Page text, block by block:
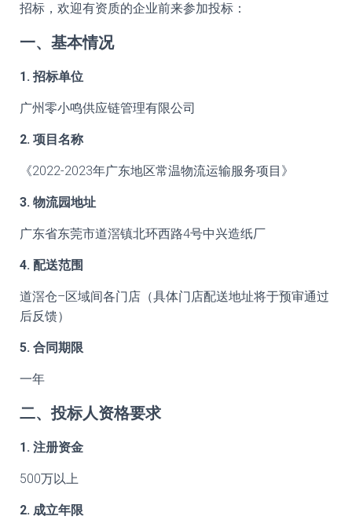
招标，欢迎有资质的企业前来参加投标：
一、基本情况
1. 招标单位
广州零小鸣供应链管理有限公司
2. 项目名称
《2022-2023年广东地区常温物流运输服务项目》
3. 物流园地址
广东省东莞市道滘镇北环西路4号中兴造纸厂
4. 配送范围
道滘仓–区域间各门店（具体门店配送地址将于预审通过
后反馈）
5. 合同期限
一年
二、投标人资格要求
1. 注册资金
500万以上
2. 成立年限